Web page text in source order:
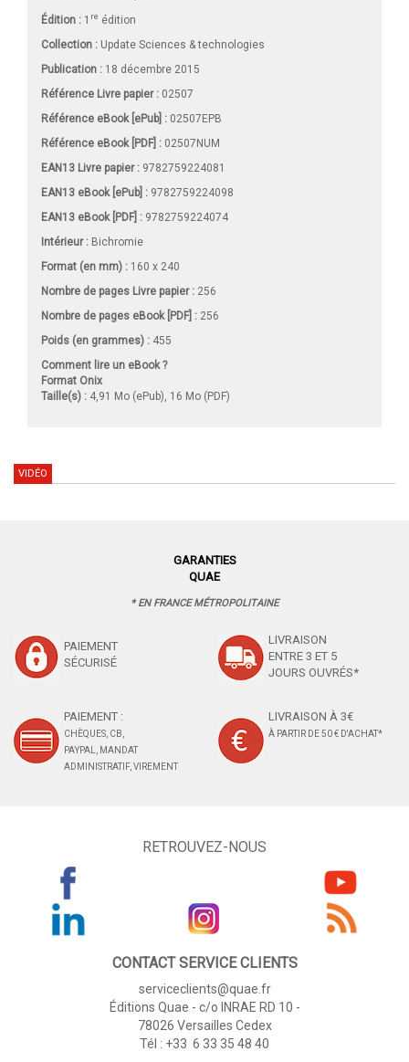
Édition : 1 re édition
Collection : Update Sciences & technologies
Publication : 18 décembre 2015
Référence Livre papier : 02507
Référence eBook [ePub] : 02507EPB
Référence eBook [PDF] : 02507NUM
EAN13 Livre papier : 9782759224081
EAN13 eBook [ePub] : 9782759224098
EAN13 eBook [PDF] : 9782759224074
Intérieur : Bichromie
Format (en mm) : 160 x 240
Nombre de pages Livre papier: 256
Nombre de pages eBook [PDF] : 256
Poids (en grammes) : 455
Comment lire un eBook ?
Format Onix
Taille(s) : 4,91 Mo (ePub), 16 Mo (PDF)
VIDÉO
GARANTIES
QUAE
* EN FRANCE MÉTROPOLITAINE
PAIEMENT
SÉCURISÉ
LIVRAISON
ENTRE 3 ET 5
JOURS OUVRÉS*
PAIEMENT :
CHÈQUES, CB,
PAYPAL, MANDAT
ADMINISTRATIF, VIREMENT
LIVRAISON À 3€
À PARTIR DE 50 € D'ACHAT*
RETROUVEZ-NOUS
CONTACT SERVICE CLIENTS
serviceclients@quae.fr
Éditions Quae - c/o INRAE RD 10 -
78026 Versailles Cedex
Tél : +33 6 33 35 48 40